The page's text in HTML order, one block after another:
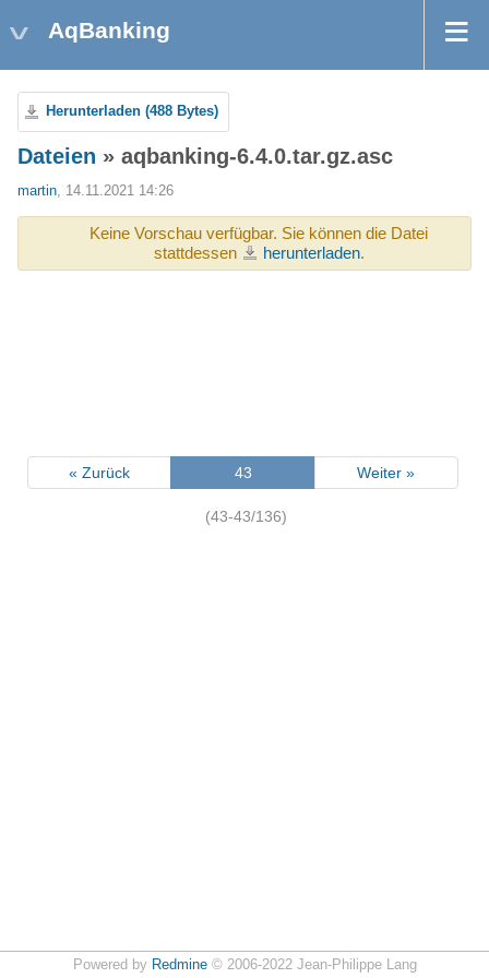
AqBanking
Herunterladen (488 Bytes)
Dateien » aqbanking-6.4.0.tar.gz.asc
martin, 14.11.2021 14:26
Keine Vorschau verfügbar. Sie können die Datei
stattdessen
herunterladen.
« Zurück 43 Weiter »
(43-43/136)
Powered by Redmine© 2006-2022 Jean-Philippe Lang